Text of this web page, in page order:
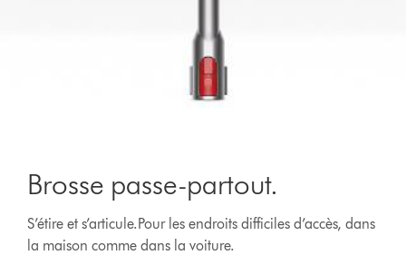
Brosse passe-partout.
S’étire et s’articule.Pour les endroits difficiles d’accès, dans
la maison comme dans la voiture.